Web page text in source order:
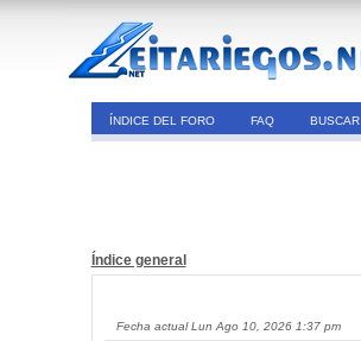
ÍNDICE DEL FORO FAQ BUSCAR
Índice general
Fecha actual Lun Ago 10, 2026 1:37 pm